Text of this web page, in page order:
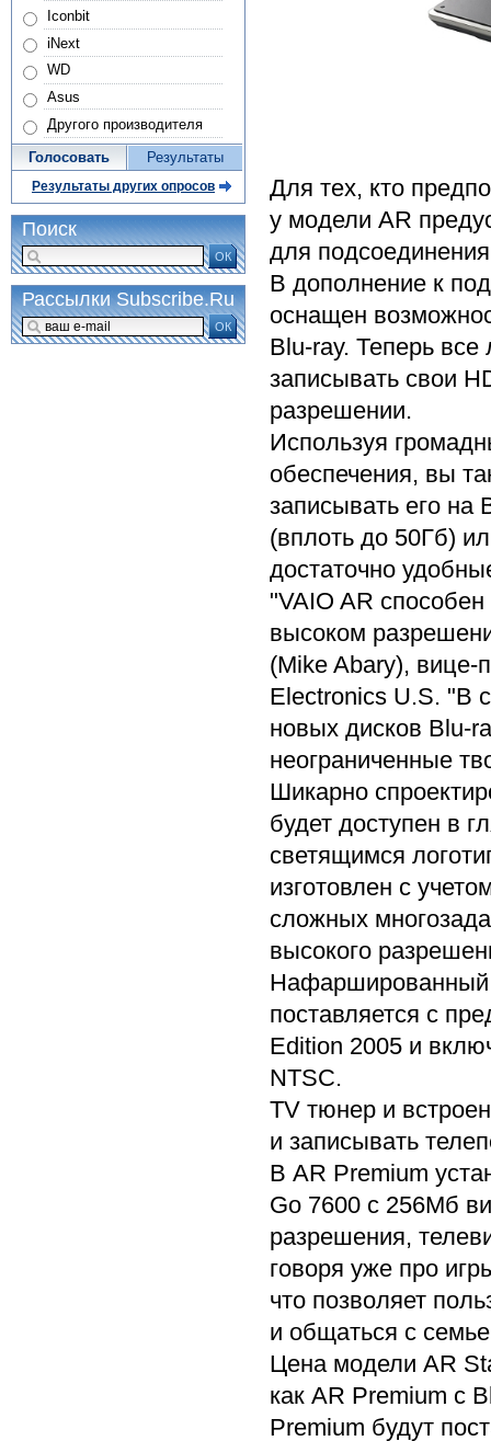
Для тех, кто
у модели AR
для
В дополнение к
оснащен
Blu-ray. Теперь все
записывать свои
разрешении.
Используя
обеспечения, вы
записывать его на
(вплоть до 50Гб)
достаточно
"VAIO AR
высоком
(Mike Abary), вице-
Electronics U.S. "В
новых дисков Blu-
неограниченные
Шикарно
будет доступен в
светящимся
изготовлен с
сложных
высокого
Нафаршированный
поставляется с
Edition 2005 и
NTSC.
TV тюнер и
и записывать
В AR Premium
Go 7600 с 256Мб
разрешения,
говоря уже про
что позволяет
и общаться с
Цена модели AR
как AR Premium с
Premium будут
Iconbit
iNext
WD
Asus
Другого производителя
Голосовать Результаты
Результаты других опросов
Поиск
ОК
Рассылки Subscribe.Ru
ОК